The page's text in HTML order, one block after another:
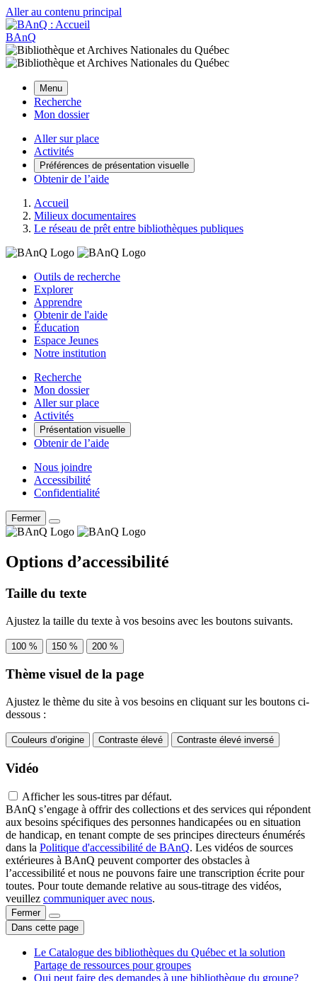
Aller au contenu principal
BAnQ
Menu
Recherche
Mon dossier
Aller sur place
Activités
Préférences de présentation visuelle
Obtenir de l’aide
Accueil
Milieux documentaires
Le réseau de prêt entre bibliothèques publiques
Outils de recherche
Explorer
Apprendre
Obtenir de l'aide
Éducation
Espace Jeunes
Notre institution
Recherche
Mon dossier
Aller sur place
Activités
Présentation visuelle
Obtenir de l’aide
Nous joindre
Accessibilité
Confidentialité
Fermer
Options d’accessibilité
Taille du texte
Ajustez la taille du texte à vos besoins avec les boutons suivants.
100 % 150 % 200 %
Thème visuel de la page
Ajustez le thème du site à vos besoins en cliquant sur les boutons ci-
dessous :
Couleurs d’origine Contraste élevé Contraste élevé inversé
Vidéo
Afficher les sous-titres par défaut.
BAnQ s’engage à offrir des collections et des services qui répondent
aux besoins spécifiques des personnes handicapées ou en situation
de handicap, en tenant compte de ses principes directeurs énumérés
dans la Politique d'accessibilité de BAnQ. Les vidéos de sources
extérieures à BAnQ peuvent comporter des obstacles à
l’accessibilité et nous ne pouvons faire une transcription écrite pour
toutes. Pour toute demande relative au sous-titrage des vidéos,
veuillez communiquer avec nous.
Fermer
Dans cette page
Le Catalogue des bibliothèques du Québec et la solution
Partage de ressources pour groupes
Qui peut faire des demandes à une bibliothèque du groupe?